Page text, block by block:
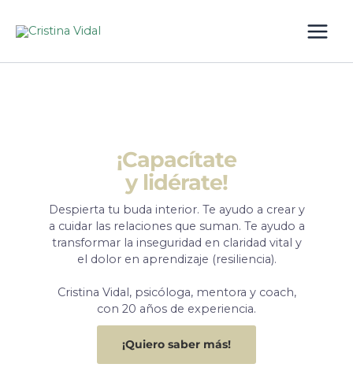
¡Capacítate
y lidérate!
Despierta tu buda interior. Te ayudo a crear y
a cuidar las relaciones que suman. Te ayudo a
transformar la inseguridad en claridad vital y
el dolor en aprendizaje (resiliencia).
Cristina Vidal, psicóloga, mentora y coach,
con 20 años de experiencia.
¡Quiero saber más!